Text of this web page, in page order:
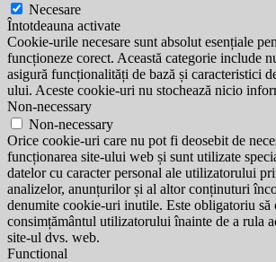
Necesare
Întotdeauna activate
Cookie-urile necesare sunt absolut esențiale
funcționeze corect. Această categorie include
asigură funcționalități de bază și caracteristici
ului. Aceste cookie-uri nu stochează nicio
Non-necessary
Non-necessary
Orice cookie-uri care nu pot fi deosebit de
funcționarea site-ului web și sunt utilizate
datelor cu caracter personal ale utilizatorului
analizelor, anunțurilor și al altor conținuturi
denumite cookie-uri inutile. Este obligatoriu să
consimțământul utilizatorului înainte de a rula
site-ul dvs. web.
Functional